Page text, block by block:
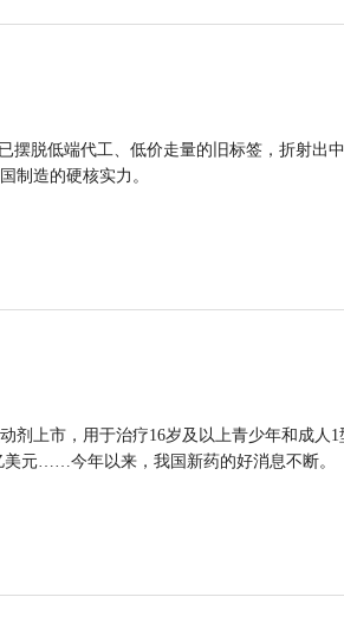
摆脱低端代工、低价走量的旧标签，折射出
制造的硬核实力。
剂上市，用于治疗16岁及以上青少年和成人
元……今年以来，我国新药的好消息不断。